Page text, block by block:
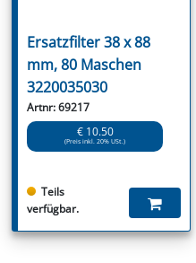
Ersatzfilter 38 x 88
mm, 80 Maschen
3220035030
Artnr: 69217
€ 10.50
(Preis inkl. 20% USt.)
Teils
verfügbar.